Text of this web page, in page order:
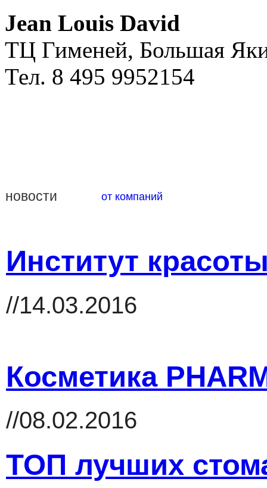
Jean Louis David
ТЦ Гименей, Большая
Тел. 8 495 9952154
новости от компаний
Институт
//14.03.2016
Косметика
//08.02.2016
ТОП лучших